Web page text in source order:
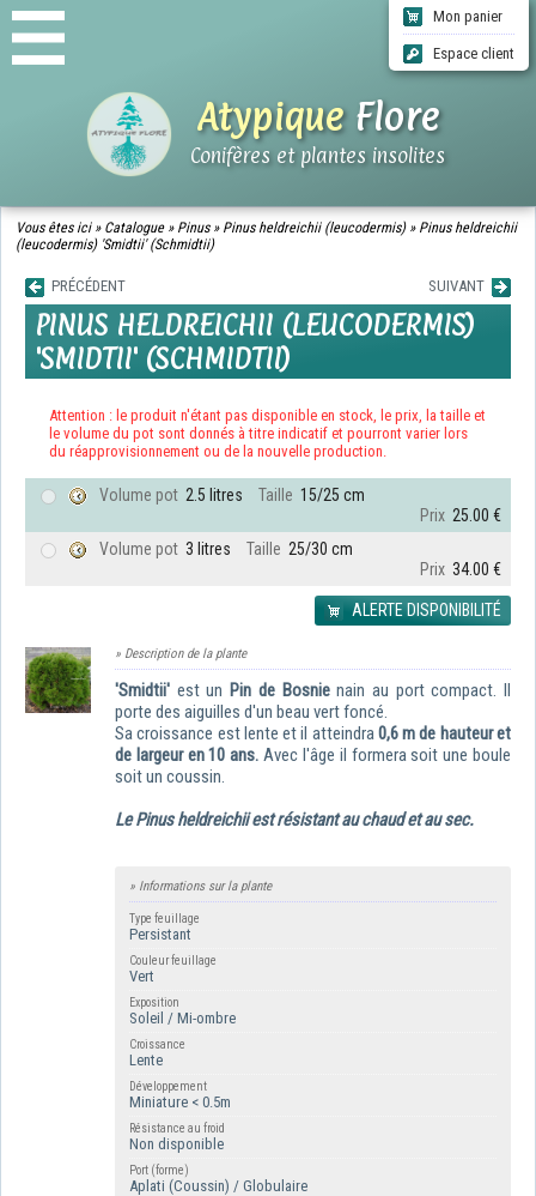
AtypiqueFlore
Conifères et plantes insolites
Mon panier
Espace client
ACCUEIL
INFOS LIVRAISONS
CGV
CONTACT
Vous êtes ici » Catalogue» Pinus» Pinus heldreichii (leucodermis)» Pinus heldreichii
(leucodermis) 'Smidtii' (Schmidtii)
PRÉCÉDENT SUIVANT
PINUS HELDREICHII (LEUCODERMIS)
'SMIDTII' (SCHMIDTII)
Attention : le produit n'étant pas disponible en stock, le prix, la taille et
le volume du pot sont donnés à titre indicatif et pourront varier lors
du réapprovisionnement ou de la nouvelle production.
Volume pot 2.5 litres Taille 15/25 cm
Prix 25.00 €
Volume pot 3 litres Taille 25/30 cm
Prix 34.00 €
ALERTE DISPONIBILITÉ
» Description de la plante
'Smidtii' est un Pin de Bosnienain au port compact. Il
porte des aiguilles d'un beau vert foncé.
Sa croissance est lente et il atteindra0,6 m de hauteur et
de largeur en 10 ans.Avec l'âge il formera soit une boule
soit un coussin.
Le Pinus heldreichii est résistant au chaud et au sec.
» Informations sur la plante
Type feuillage
Persistant
Couleur feuillage
Vert
Exposition
Soleil / Mi-ombre
Croissance
Lente
Développement
Miniature < 0.5m
Résistance au froid
Non disponible
Port (forme)
Aplati (Coussin) / Globulaire